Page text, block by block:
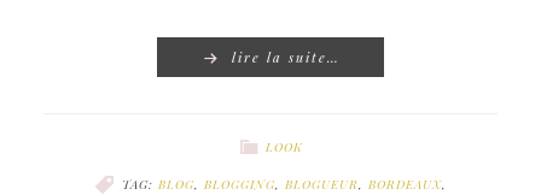
lire la suite…
LOOK
TAG: BLOG, BLOGGING, BLOGUEUR, BORDEAUX,